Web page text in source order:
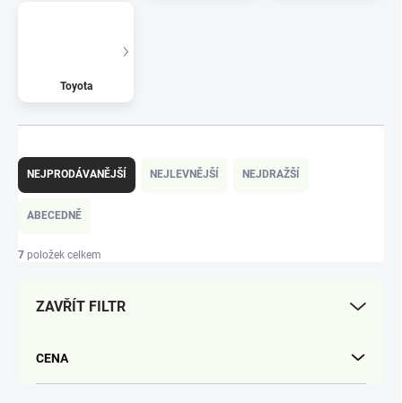
Toyota
Ř
z
í
NEJPRODÁVANĚJŠÍ NEJLEVNĚJŠÍ NEJDRAŽŠÍ
ABECEDNĚ
7 položek celkem
ZAVŘÍT FILTR
CENA